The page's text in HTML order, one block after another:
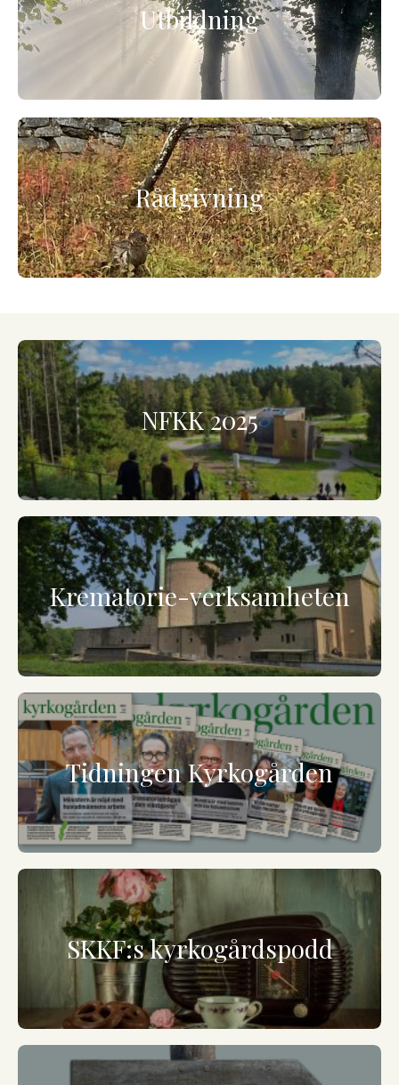
Utbildning
Rådgivning
NFKK 2025
Krematorie-verksamheten
Tidningen Kyrkogården
SKKF:s kyrkogårdspodd